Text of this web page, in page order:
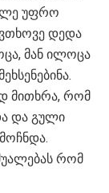
უფრო
ვთხოვე დედა
მან ილოცა
მითხრა, რომ
და გული
რომ